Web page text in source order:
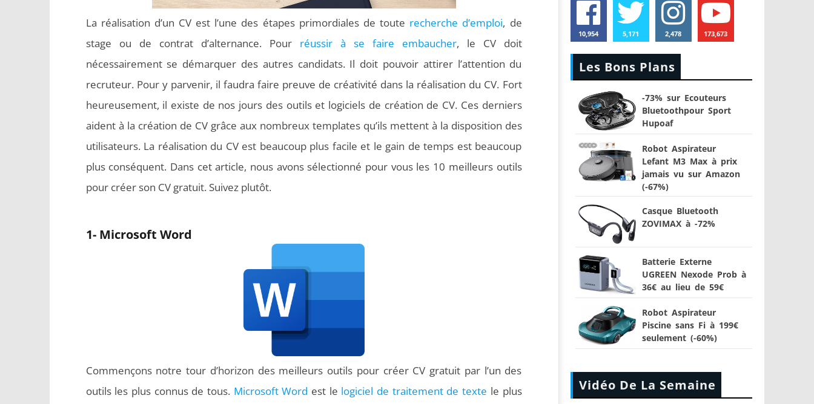
La réalisation d’un CV est l’une des étapes primordiales de toute recherche d’emploi, de
stage ou de contrat d’alternance. Pour réussir à se faire embaucher, le CV doit
nécessairement se démarquer des autres candidats. Il doit pouvoir attirer l’attention du
recruteur. Pour y parvenir, il faudra faire preuve de créativité dans la réalisation du CV. Fort
heureusement, il existe de nos jours des outils et logiciels de création de CV. Ces derniers
aident à la création de CV grâce aux nombreux templates qu’ils mettent à la disposition des
utilisateurs. La réalisation du CV est beaucoup plus facile et le gain de temps est beaucoup
plus conséquent. Dans cet article, nous avons sélectionné pour vous les 10 meilleurs outils
pour créer son CV gratuit. Suivez plutôt.
1- Microsoft Word
Commençons notre tour d’horizon des meilleurs outils pour créer CV gratuit par l’un des
outils les plus connus de tous. Microsoft Word est le logiciel de traitement de texte le plus
10,954 5,171 2,478 173,673
Les Bons Plans
-73% sur Ecouteurs
Bluetoothpour Sport
Hupoaf
Robot Aspirateur
Lefant M3 Max à prix
jamais vu sur Amazon
(-67%)
Casque Bluetooth
ZOVIMAX à -72%
Batterie Externe
UGREEN Nexode Prob à
36€ au lieu de 59€
Robot Aspirateur
Piscine sans Fi à 199€
seulement (-60%)
Vidéo De La Semaine